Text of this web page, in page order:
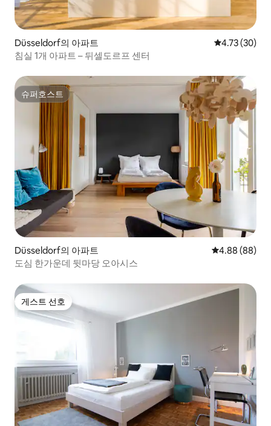
Düsseldorf의 아파트 평점 4.73점
4.73 (30)
침실 1개 아파트 – 뒤셀도르프 센터
슈퍼호스트
슈퍼호스트
Düsseldorf의 아파트 평점 4.88점(5
4.88 (88)
도심 한가운데 뒷마당 오아시스
게스트 선호
게스트 선호